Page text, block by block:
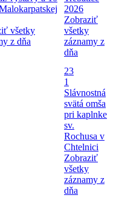
všetky
z dňa
2026
Zobraziť
všetky
záznamy z
dňa
23
1
Slávnostná
svätá omša
pri kaplnke
sv.
Rochusa v
Chtelnici
Zobraziť
všetky
záznamy z
dňa